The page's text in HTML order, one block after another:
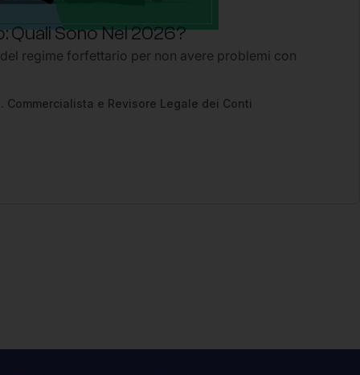
Sono Nel 2026?
regime forfettario per non avere problemi con
Commercialista e Revisore Legale dei Conti